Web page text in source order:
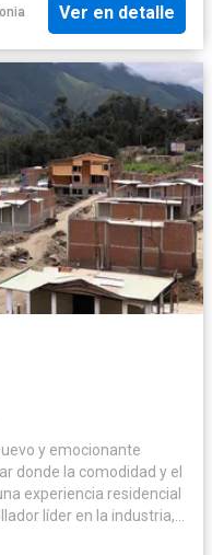
Ver en detalle
y emocionante
donde la comodidad y el
experiencia residencial
líder en la industria,